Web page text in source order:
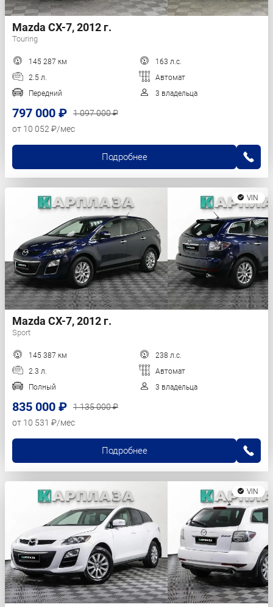
Mazda CX-7, 2012 г.
Touring
145 287 км
163 л.с.
2.5 л.
Автомат
Передний
3 владельца
797 000 ₽
1 097 000 ₽
от 10 052 ₽/мес
Подробнее
VIN
Mazda CX-7, 2012 г.
Sport
145 387 км
238 л.с.
2.3 л.
Автомат
Полный
3 владельца
835 000 ₽
1 135 000 ₽
от 10 531 ₽/мес
Подробнее
VIN